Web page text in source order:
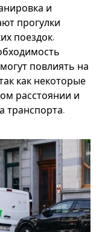
и
прогулки
поездок.
повлиять на
как некоторые
расстоянии и
транспорта.